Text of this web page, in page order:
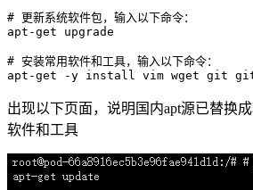
# 更新系统软件包，输入以下命令：
apt-get upgrade
# 安装常用软件和工具，输入以下命令：
apt-get
出现以下页面，说明国内apt源已替换
软件和工具